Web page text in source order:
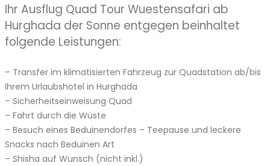
Ihr Ausflug Quad Tour Wuestensafari ab
Hurghada der Sonne entgegen beinhaltet
folgende Leistungen:
– Transfer im klimatisierten Fahrzeug zur Quadstation ab/bis
Ihrem Urlaubshotel in Hurghada
– Sicherheitseinweisung Quad
– Fahrt durch die Wüste
– Besuch eines Beduinendorfes – Teepause und leckere
Snacks nach Beduinen Art
– Shisha auf Wunsch (nicht inkl.)